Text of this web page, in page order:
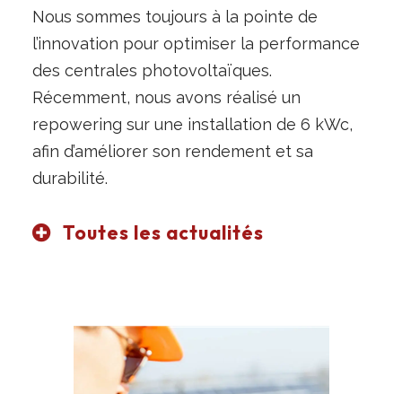
Nous sommes toujours à la pointe de
l’innovation pour optimiser la performance
des centrales photovoltaïques.
Récemment, nous avons réalisé un
repowering sur une installation de 6 kWc,
afin d’améliorer son rendement et sa
durabilité.
Toutes les actualités